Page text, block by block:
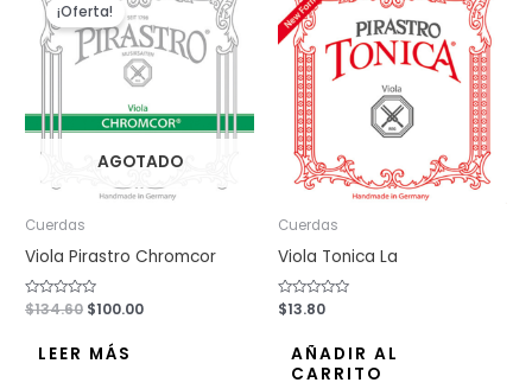
AGOTADO
¡Oferta!
Cuerdas
Viola Pirastro Chromcor
Valorado
con
$134.60
original
era:
$134.60.
$100.00
actual
es:
$100.00.
LEER MÁS
Cuerdas
Viola Tonica La
Valorado
con
$13.80
AÑADIR AL
CARRITO